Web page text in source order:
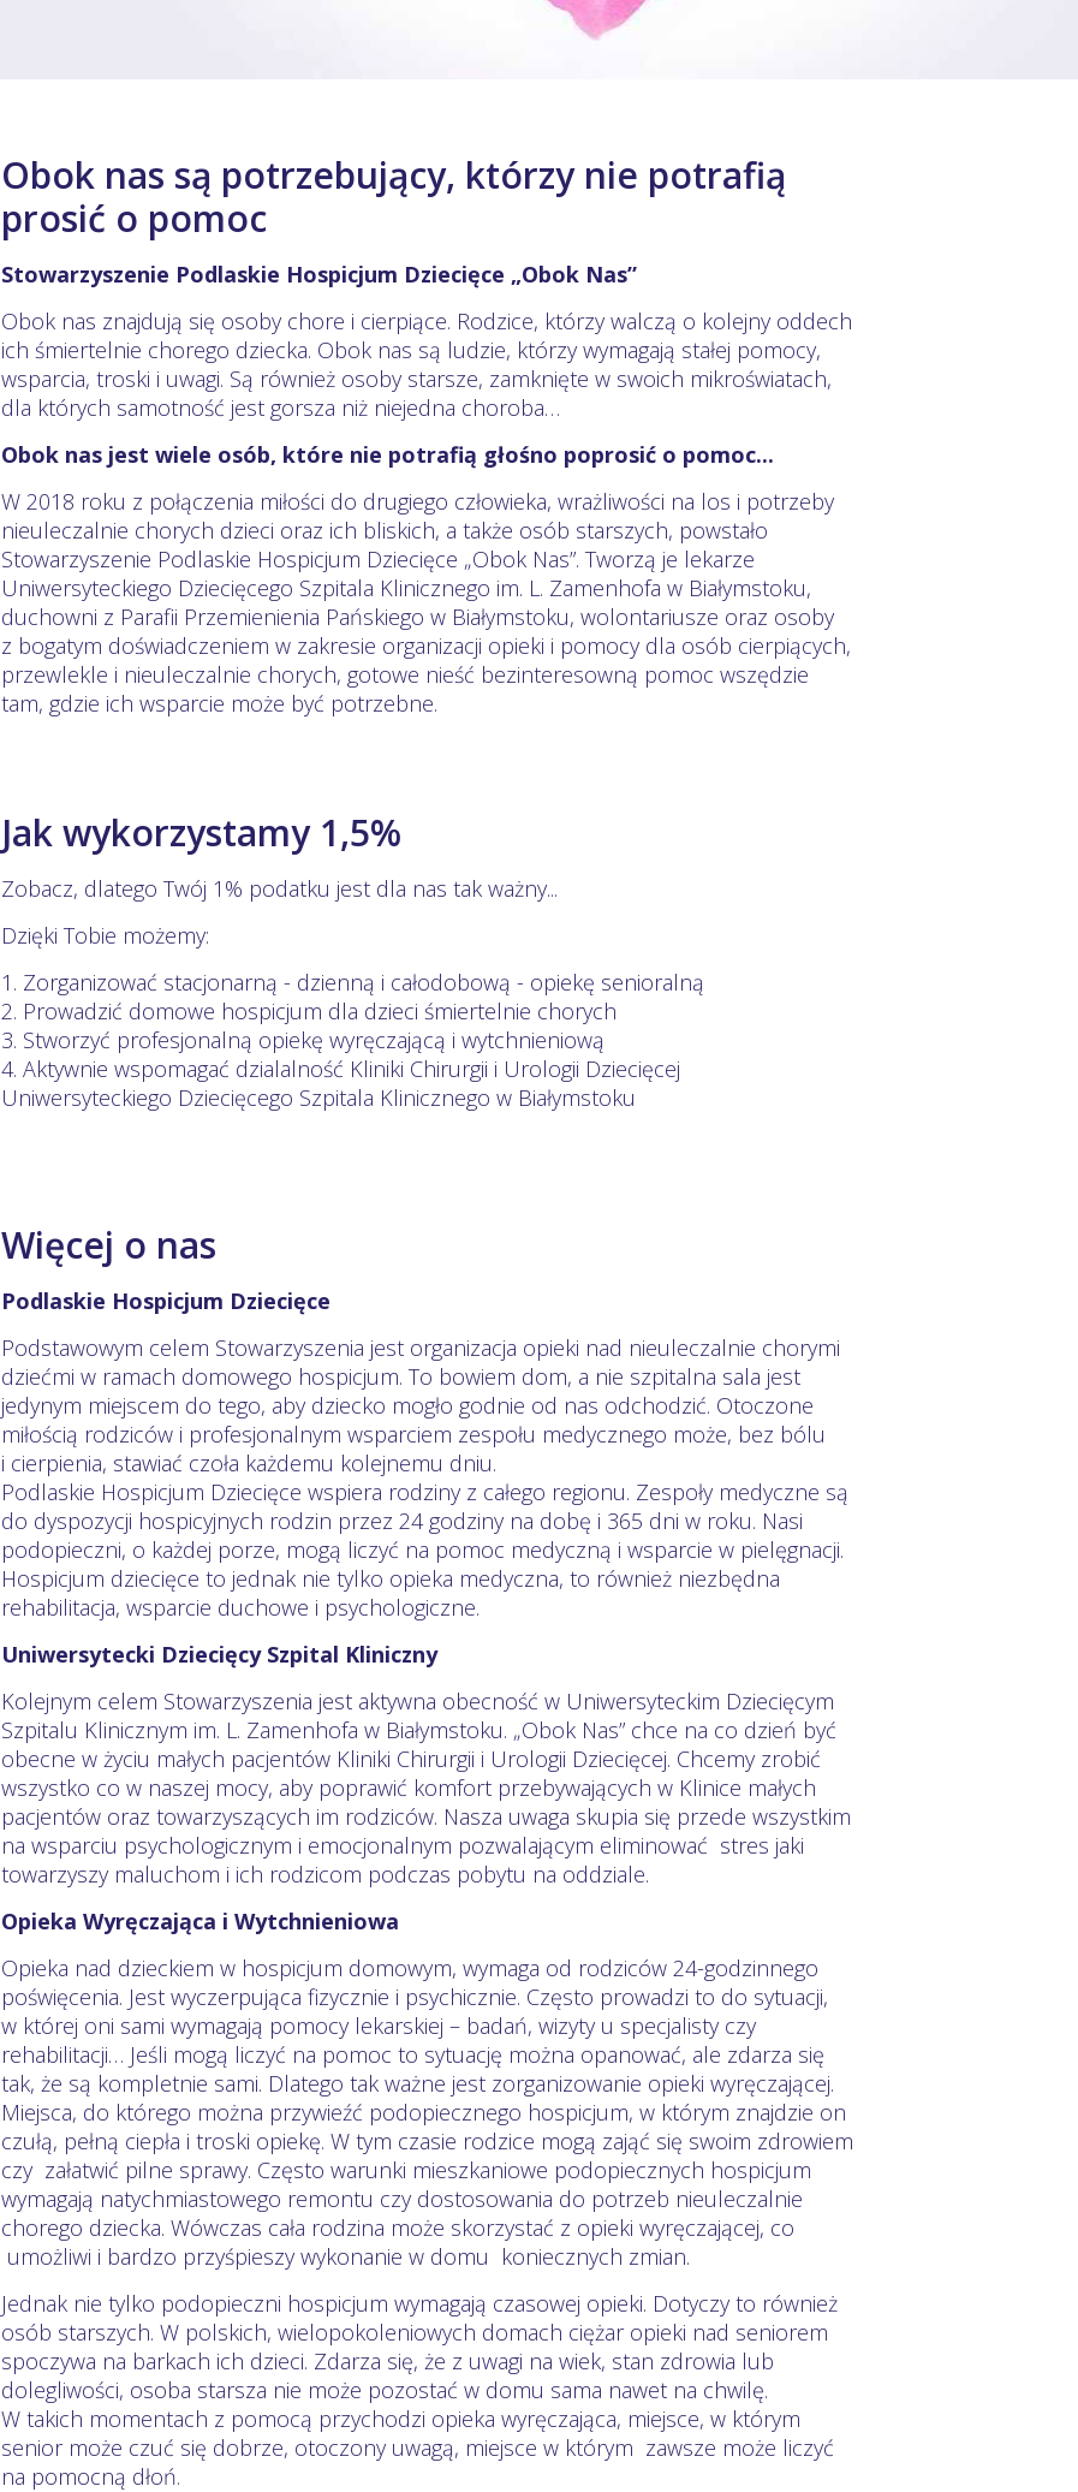
Obok nas są potrzebujący, którzy nie potrafią
prosić o pomoc
Stowarzyszenie Podlaskie Hospicjum Dziecięce „Obok Nas”
Obok nas znajdują się osoby chore i cierpiące. Rodzice, którzy walczą o kolejny oddech
ich śmiertelnie chorego dziecka. Obok nas są ludzie, którzy wymagają stałej pomocy,
wsparcia, troski i uwagi. Są również osoby starsze, zamknięte w swoich mikroświatach,
dla których samotność jest gorsza niż niejedna choroba…
Obok nas jest wiele osób, które nie potrafią głośno poprosić o pomoc...
W 2018 roku z połączenia miłości do drugiego człowieka, wrażliwości na los i potrzeby
nieuleczalnie chorych dzieci oraz ich bliskich, a także osób starszych, powstało
Stowarzyszenie Podlaskie Hospicjum Dziecięce „Obok Nas”. Tworzą je lekarze
Uniwersyteckiego Dziecięcego Szpitala Klinicznego im. L. Zamenhofa w Białymstoku,
duchowni z Parafii Przemienienia Pańskiego w Białymstoku, wolontariusze oraz osoby
z bogatym doświadczeniem w zakresie organizacji opieki i pomocy dla osób cierpiących,
przewlekle i nieuleczalnie chorych, gotowe nieść bezinteresowną pomoc wszędzie
tam, gdzie ich wsparcie może być potrzebne.
Jak wykorzystamy 1,5%
Zobacz, dlatego Twój 1% podatku jest dla nas tak ważny...
Dzięki Tobie możemy:
1. Zorganizować stacjonarną - dzienną i całodobową - opiekę senioralną
2. Prowadzić domowe hospicjum dla dzieci śmiertelnie chorych
3. Stworzyć profesjonalną opiekę wyręczającą i wytchnieniową
4. Aktywnie wspomagać dzialalność Kliniki Chirurgii i Urologii Dziecięcej
Uniwersyteckiego Dziecięcego Szpitala Klinicznego w Białymstoku
Więcej o nas
Podlaskie Hospicjum Dziecięce
Podstawowym celem Stowarzyszenia jest organizacja opieki nad nieuleczalnie chorymi
dziećmi w ramach domowego hospicjum. To bowiem dom, a nie szpitalna sala jest
jedynym miejscem do tego, aby dziecko mogło godnie od nas odchodzić. Otoczone
miłością rodziców i profesjonalnym wsparciem zespołu medycznego może, bez bólu
i cierpienia, stawiać czoła każdemu kolejnemu dniu.
Podlaskie Hospicjum Dziecięce wspiera rodziny z całego regionu. Zespoły medyczne są
do dyspozycji hospicyjnych rodzin przez 24 godziny na dobę i 365 dni w roku. Nasi
podopieczni, o każdej porze, mogą liczyć na pomoc medyczną i wsparcie w pielęgnacji.
Hospicjum dziecięce to jednak nie tylko opieka medyczna, to również niezbędna
rehabilitacja, wsparcie duchowe i psychologiczne.
Uniwersytecki Dziecięcy Szpital Kliniczny
Kolejnym celem Stowarzyszenia jest aktywna obecność w Uniwersyteckim Dziecięcym
Szpitalu Klinicznym im. L. Zamenhofa w Białymstoku. „Obok Nas” chce na co dzień być
obecne w życiu małych pacjentów Kliniki Chirurgii i Urologii Dziecięcej. Chcemy zrobić
wszystko co w naszej mocy, aby poprawić komfort przebywających w Klinice małych
pacjentów oraz towarzyszących im rodziców. Nasza uwaga skupia się przede wszystkim
na wsparciu psychologicznym i emocjonalnym pozwalającym eliminować stres jaki
towarzyszy maluchom i ich rodzicom podczas pobytu na oddziale.
Opieka Wyręczająca i Wytchnieniowa
Opieka nad dzieckiem w hospicjum domowym, wymaga od rodziców 24-godzinnego
poświęcenia. Jest wyczerpująca fizycznie i psychicznie. Często prowadzi to do sytuacji,
w której oni sami wymagają pomocy lekarskiej – badań, wizyty u specjalisty czy
rehabilitacji… Jeśli mogą liczyć na pomoc to sytuację można opanować, ale zdarza się
tak, że są kompletnie sami. Dlatego tak ważne jest zorganizowanie opieki wyręczającej.
Miejsca, do którego można przywieźć podopiecznego hospicjum, w którym znajdzie on
czułą, pełną ciepła i troski opiekę. W tym czasie rodzice mogą zająć się swoim zdrowiem
czy załatwić pilne sprawy. Często warunki mieszkaniowe podopiecznych hospicjum
wymagają natychmiastowego remontu czy dostosowania do potrzeb nieuleczalnie
chorego dziecka. Wówczas cała rodzina może skorzystać z opieki wyręczającej, co
umożliwi i bardzo przyśpieszy wykonanie w domu koniecznych zmian.
Jednak nie tylko podopieczni hospicjum wymagają czasowej opieki. Dotyczy to również
osób starszych. W polskich, wielopokoleniowych domach ciężar opieki nad seniorem
spoczywa na barkach ich dzieci. Zdarza się, że z uwagi na wiek, stan zdrowia lub
dolegliwości, osoba starsza nie może pozostać w domu sama nawet na chwilę.
W takich momentach z pomocą przychodzi opieka wyręczająca, miejsce, w którym
senior może czuć się dobrze, otoczony uwagą, miejsce w którym zawsze może liczyć
na pomocną dłoń.